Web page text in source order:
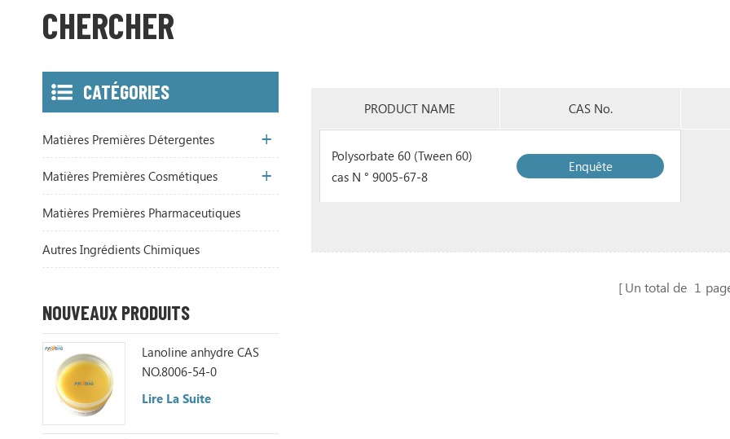
CHERCHER
PRODUCT NAME CAS No.
Polysorbate 60 (Tween 60)
cas N ° 9005-67-8
Enquête
Un total de 1
CATÉGORIES
Matières Premières Détergentes
Matières Premières Cosmétiques
Matières Premières Pharmaceutiques
Autres Ingrédients Chimiques
NOUVEAUX PRODUITS
Lanoline anhydre CAS
NO.8006-54-0
Lire La Suite